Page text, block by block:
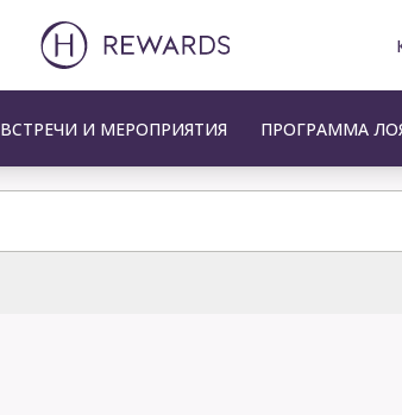
ВСТРЕЧИ И МЕРОПРИЯТИЯ ПРОГРАММА